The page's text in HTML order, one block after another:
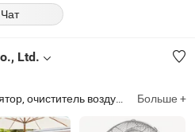
Чат
Ltd.
настенный вентилятор, промышленный вентилятор, коммерческий вентилятор, вентилятор с распылением Больше +